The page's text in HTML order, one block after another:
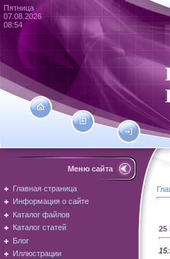
Пятница
07.08.2026
08:54
Меню сайта
Главная страница
Информация о сайте
Каталог файлов
Каталог статей
Блог
Иллюстрации
25